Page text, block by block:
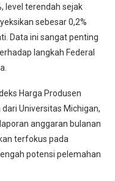
level terendah sejak
sebesar 0,2%
Data ini sangat penting
langkah Federal
Harga Produsen
Universitas Michigan,
anggaran bulanan
terfokus pada
potensi pelemahan